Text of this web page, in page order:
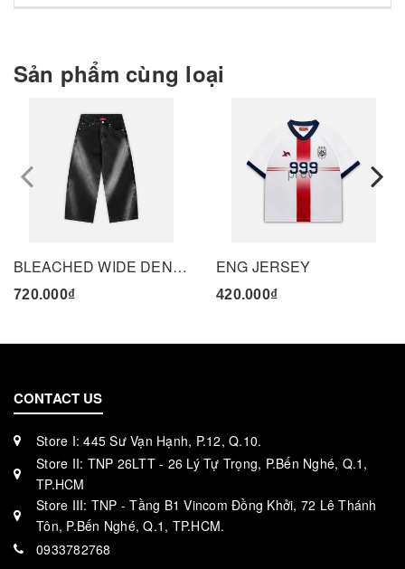
Sản phẩm cùng loại
BLEACHED WIDE DENIM PANTS - BLACK
720.000₫
ENG JERSEY
420.000₫
prev
CONTACT US
Store I: 445 Sư Vạn Hạnh, P.12, Q.10.
Store II: TNP 26LTT - 26 Lý Tự Trọng, P.Bến Nghé, Q.1,
TP.HCM
Store III: TNP - Tầng B1 Vincom Đồng Khởi, 72 Lê Thánh
Tôn, P.Bến Nghé, Q.1, TP.HCM.
0933782768